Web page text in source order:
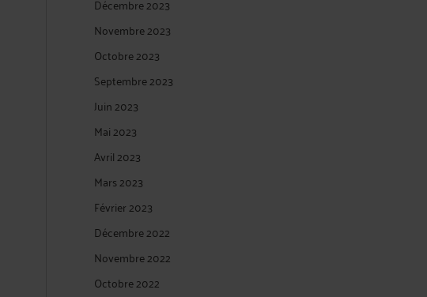
Décembre 2023
Novembre 2023
Octobre 2023
Septembre 2023
Juin 2023
Mai 2023
Avril 2023
Mars 2023
Février 2023
Décembre 2022
Novembre 2022
Octobre 2022